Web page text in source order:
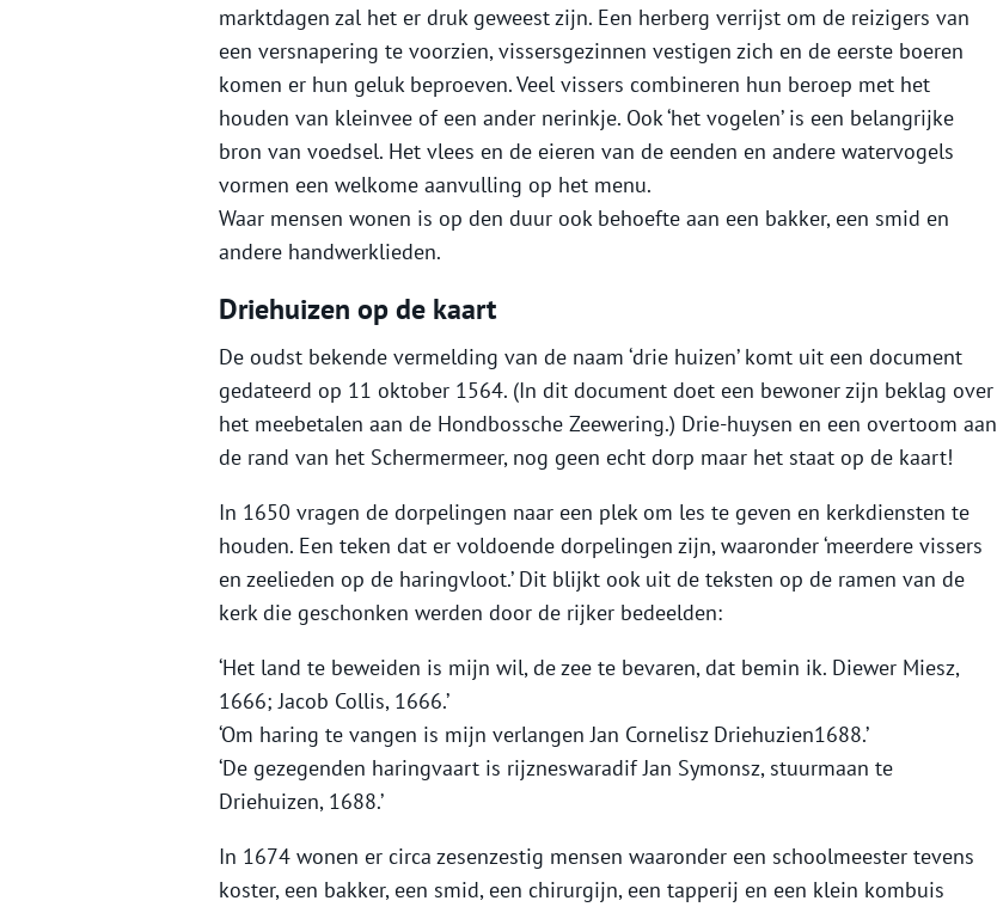
marktdagen zal het er druk geweest zijn. Een herberg verrijst om de reizigers van
een versnapering te voorzien, vissersgezinnen vestigen zich en de eerste boeren
komen er hun geluk beproeven. Veel vissers combineren hun beroep met het
houden van kleinvee of een ander nerinkje. Ook ‘het vogelen’ is een belangrijke
bron van voedsel. Het vlees en de eieren van de eenden en andere watervogels
vormen een welkome aanvulling op het menu.
Waar mensen wonen is op den duur ook behoefte aan een bakker, een smid en
andere handwerklieden.
Driehuizen op de kaart
De oudst bekende vermelding van de naam ‘drie huizen’ komt uit een document
gedateerd op 11 oktober 1564. (In dit document doet een bewoner zijn beklag over
het meebetalen aan de Hondbossche Zeewering.) Drie-huysen en een overtoom aan
de rand van het Schermermeer, nog geen echt dorp maar het staat op de kaart!
In 1650 vragen de dorpelingen naar een plek om les te geven en kerkdiensten te
houden. Een teken dat er voldoende dorpelingen zijn, waaronder ‘meerdere vissers
en zeelieden op de haringvloot.’ Dit blijkt ook uit de teksten op de ramen van de
kerk die geschonken werden door de rijker bedeelden:
‘Het land te beweiden is mijn wil, de zee te bevaren, dat bemin ik. Diewer Miesz,
1666; Jacob Collis, 1666.’
‘Om haring te vangen is mijn verlangen Jan Cornelisz Driehuzien1688.’
‘De gezegenden haringvaart is rijzneswaradif Jan Symonsz, stuurmaan te
Driehuizen, 1688.’
In 1674 wonen er circa zesenzestig mensen waaronder een schoolmeester tevens
koster, een bakker, een smid, een chirurgijn, een tapperij en een klein kombuis